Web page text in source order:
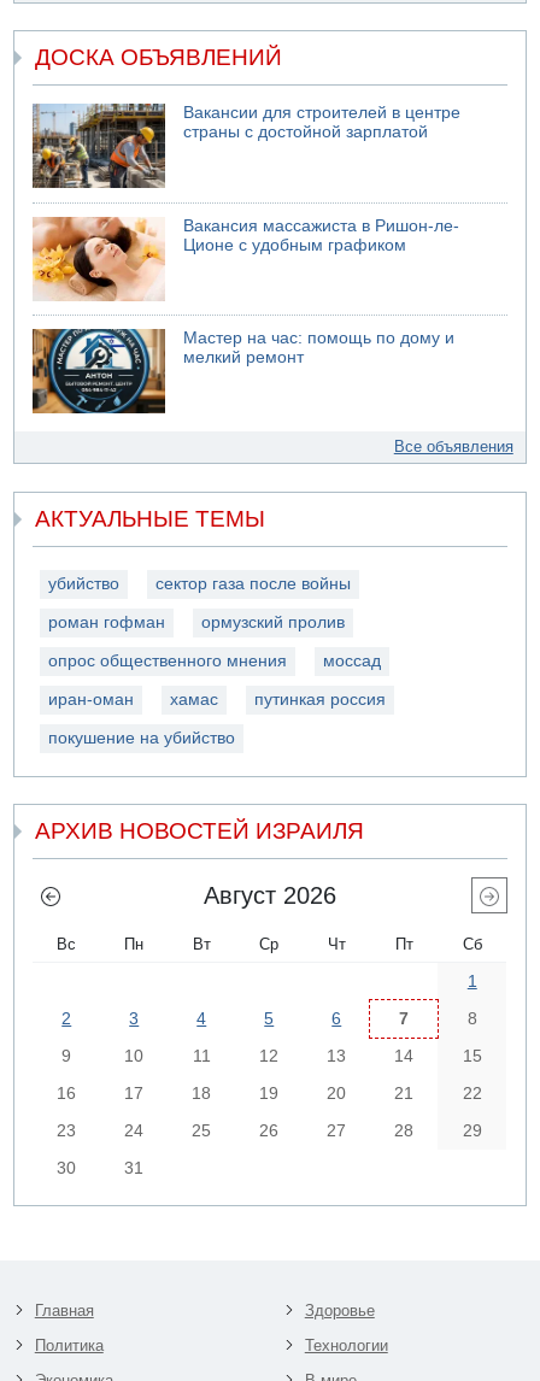
ДОСКА ОБЪЯВЛЕНИЙ
Вакансии для строителей в центре
страны с достойной зарплатой
Вакансия массажиста в Ришон-ле-
Ционе с удобным графиком
Мастер на час: помощь по дому и
мелкий ремонт
Все объявления
АКТУАЛЬНЫЕ ТЕМЫ
убийство сектор газа после войны
роман гофман ормузский пролив
опрос общественного мнения моссад
иран-оман хамас путинкая россия
покушение на убийство
АРХИВ НОВОСТЕЙ ИЗРАИЛЯ
Август 2026
Вс Пн Вт Ср Чт Пт Сб
1
2
3 4 5 6 7
8
9
10 11 12 13 14
15
16
17 18 19 20 21
22
23
24 25 26 27 28
29
30
31
Главная
Политика
Здоровье
Технологии